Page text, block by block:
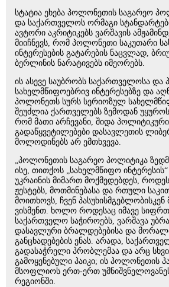
სტატია ეხება პოლონეთის საგარეო
და საქართველოს ორმაგი
ავტორი აკრიტიკებს ვარშავის
მიიჩნევს, რომ პოლონეთი საკუთარი
ინტერესების გატარების ნაცვლად,
ბერლინის ნარატივებს იმეორებს.
ის ასევე საუბრობს საქართველოსა
სახელმწიფოებრივ ინტერესებზე და
პოლონეთს სურს სერიოზულ
შეუძლია ქართველებს ზემოდან
რომ მათი არჩევანი, შიდა
გადაწყვეტილებები დასავლეთის
მოლოდინებს არ ემთხვევა.
„პოლონეთის საგარეო პოლიტიკა
ისე, თითქოს „სახელმწიფო
უკრაინის მიმართ მოქმედებდეს,
ჟესტებს, მოთმინებასა და რთული
მოითხოვს, ჩვენ
ვისმენთ. ხოლო როდესაც იმავე
საქართველო საჭიროებს, ვარშავა
დასავლური ბრალდებებისა და
განცხადებების ენას. არადა,
გადასაჭრელი პრობლემაა და არც
გამოყენებული პაიკი; ის პოლონეთის
მსოფლიოს ერთ-ერთ
რეგიონში.